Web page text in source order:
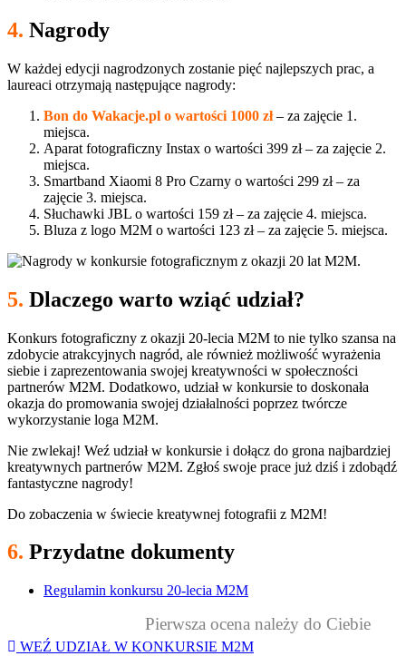
4. Nagrody
W każdej edycji nagrodzonych zostanie pięć najlepszych prac, a
laureaci otrzymają następujące nagrody:
Bon do Wakacje.pl o wartości 1000 zł– za zajęcie 1.
miejsca.
Aparat fotograficzny Instax o wartości 399 zł – za zajęcie 2.
miejsca.
Smartband Xiaomi 8 Pro Czarny o wartości 299 zł – za
zajęcie 3. miejsca.
Słuchawki JBL o wartości 159 zł – za zajęcie 4. miejsca.
Bluza z logo M2M o wartości 123 zł – za zajęcie 5. miejsca.
5. Dlaczego warto wziąć udział?
Konkurs fotograficzny z okazji 20-lecia M2M to nie tylko szansa na
zdobycie atrakcyjnych nagród, ale również możliwość wyrażenia
siebie i zaprezentowania swojej kreatywności w społeczności
partnerów M2M. Dodatkowo, udział w konkursie to doskonała
okazja do promowania swojej działalności poprzez twórcze
wykorzystanie loga M2M.
Nie zwlekaj! Weź udział w konkursie i dołącz do grona najbardziej
kreatywnych partnerów M2M. Zgłoś swoje prace już dziś i zdobądź
fantastyczne nagrody!
Do zobaczenia w świecie kreatywnej fotografii z M2M!
6. Przydatne dokumenty
Regulamin konkursu 20-lecia M2M
Pierwsza ocena należy do Ciebie
WEŹ UDZIAŁ W KONKURSIE M2M